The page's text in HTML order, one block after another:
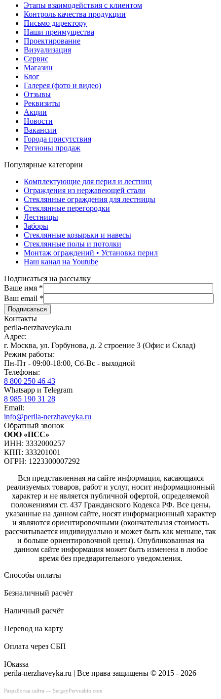
Этапы взаимодействия с клиентом
Контроль качества продукции
Письмо директору
Наши преимущества
Проектирование
Визуализация
Сервис
Магазин
Блог
Галерея (фото и видео)
Отзывы
Реквизиты
Акции
Новости
Вакансии
Города присутствия
Регионы продаж
Популярные категории
Комплектующие для перил и лестниц
Ограждения из нержавеющей стали
Стеклянные ограждения для лестницы
Стеклянные перегородки
Лестницы
Заборы
Стеклянные козырьки и навесы
Стеклянные полы и потолки
Монтаж ограждений • Установка перил
Наш канал на Youtube
Подписаться на рассылку
Ваше имя *
Ваш email *
Контакты
perila-nerzhaveyka.ru
Адрес:
г. Москва, ул. Горбунова, д. 2 строение 3 (Офис и Склад)
Режим работы:
Пн-Пт - 09:00-18:00, Сб-Вс - выходной
Телефоны:
8 800 250 46 43
Whatsapp и Telegram
8 985 190 31 28
Email:
info@perila-nerzhaveyka.ru
Обратный звонок
ООО «ПСС»
ИНН: 3332000257
КПП: 333201001
ОГРН: 1223300007292
Вся представленная на сайте информация, касающаяся
реализуемых товаров, работ и услуг, носит информационный
характер и не является публичной офертой, определяемой
положениями ст. 437 Гражданского Кодекса РФ. Все цены,
указанные на данном сайте, носят информационный характер
и являются ориентировочными (окончательная стоимость
рассчитывается индивидуально и может быть как меньше, так
и больше ориентировочной цены). Опубликованная на
данном сайте информация может быть изменена в любое
время без предварительного уведомления.
Способы оплаты
Безналичный расчёт
Наличный расчёт
Перевод на карту
Оплата через СБП
Юкаssа
perila-nerzhaveyka.ru | Все права защищены © 2015 - 2026
Разработка сайта — SergeyPervushin.com